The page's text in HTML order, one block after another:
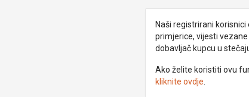
Naši registrirani
primjerice, vijesti
dobavljač kupcu u
Ako želite koristiti ovu
kliknite ovdje